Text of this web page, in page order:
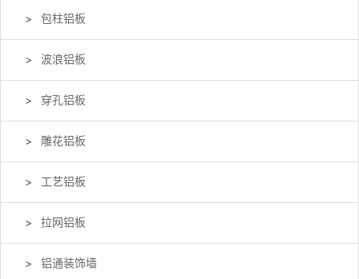
包柱铝板
波浪铝板
穿孔铝板
雕花铝板
工艺铝板
拉网铝板
铝通装饰墙